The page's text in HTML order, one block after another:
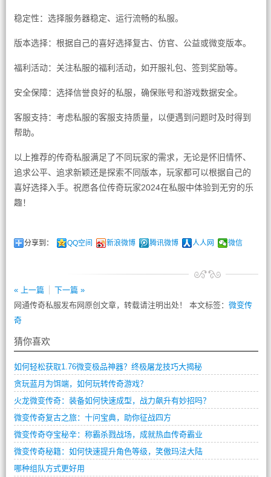
稳定性：选择服务器稳定、运行流畅的私服。
版本选择：根据自己的喜好选择复古、仿官、公益或微变版本。
福利活动：关注私服的福利活动，如开服礼包、签到奖励等。
安全保障：选择信誉良好的私服，确保账号和游戏数据安全。
客服支持：考虑私服的客服支持质量，以便遇到问题时及时得到
帮助。
以上推荐的传奇私服满足了不同玩家的需求，无论是怀旧情怀、
追求公平、追求新颖还是探索不同版本，玩家都可以根据自己的
喜好选择入手。祝愿各位传奇玩家2024在私服中体验到无穷的乐
趣！
分享到： QQ空间 新浪微博 腾讯微博 人人网 微信
« 上一篇
下一篇 »
网通传奇私服发布网原创文章，转载请注明出处！ 本文标签： 微变传
奇
猜你喜欢
如何轻松获取1.76微变极品神器？终极屠龙技巧大揭秘
贪玩蓝月为饵端，如何玩转传奇游戏？
火龙微变传奇：装备如何快速成型，战力飙升有妙招吗？
微变传奇复古之旅：十问宝典，助你征战四方
微变传奇夺宝秘辛：称霸杀戮战场，成就热血传奇霸业
微变传奇秘籍：如何快速提升角色等级，笑傲玛法大陆
哪种组队方式更好用